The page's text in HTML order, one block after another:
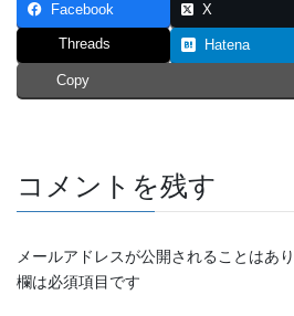
Facebook X
Threads Hatena
Copy
コメントを残す
メールアドレスが公開されることはあり
欄は必須項目です